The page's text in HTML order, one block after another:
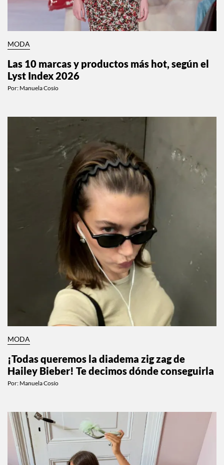
MODA
Las 10 marcas y productos más hot, según el
Lyst Index 2026
Por: Manuela Cosío
MODA
¡Todas queremos la diadema zig zag de
Hailey Bieber! Te decimos dónde conseguirla
Por: Manuela Cosío